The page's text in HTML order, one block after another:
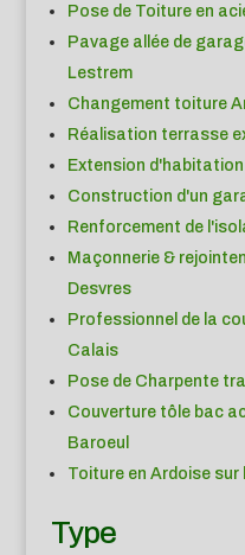
Pose de Toiture en
Pavage allée de
Lestrem
Changement toiture
Réalisation terrasse
Extension d'habitation
Construction d'un
Renforcement de
Maçonnerie &
Desvres
Professionnel de la
Calais
Pose de Charpente
Couverture tôle bac
Baroeul
Toiture en Ardoise
Type